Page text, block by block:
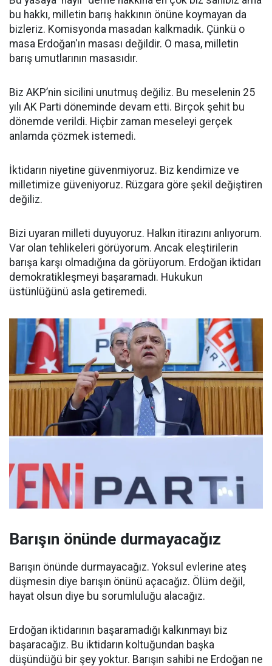
bu hakkı, milletin barış hakkının önüne koymayan da
bizleriz. Komisyonda masadan kalkmadık. Çünkü o
masa Erdoğan'ın masası değildir. O masa, milletin
barış umutlarının masasıdır.
Biz AKP’nin sicilini unutmuş değiliz. Bu meselenin 25
yılı AK Parti döneminde devam etti. Birçok şehit bu
dönemde verildi. Hiçbir zaman meseleyi gerçek
anlamda çözmek istemedi.
İktidarın niyetine güvenmiyoruz. Biz kendimize ve
milletimize güveniyoruz. Rüzgara göre şekil değiştiren
değiliz.
Bizi uyaran milleti duyuyoruz. Halkın itirazını anlıyorum.
Var olan tehlikeleri görüyorum. Ancak eleştirilerin
barışa karşı olmadığına da görüyorum. Erdoğan iktidarı
demokratikleşmeyi başaramadı. Hukukun
üstünlüğünü asla getiremedi.
Barışın önünde durmayacağız
Barışın önünde durmayacağız. Yoksul evlerine ateş
düşmesin diye barışın önünü açacağız. Ölüm değil,
hayat olsun diye bu sorumluluğu alacağız.
Erdoğan iktidarının başaramadığı kalkınmayı biz
başaracağız. Bu iktidarın koltuğundan başka
düşündüğü bir şey yoktur. Barışın sahibi ne Erdoğan ne